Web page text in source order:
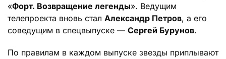
«Форт. Возвращение легенды». Ведущим
телепроекта вновь стал Александр Петров, а его
соведущим в спецвыпуске — Сергей Бурунов.
По правилам в каждом выпуске звезды приплывают